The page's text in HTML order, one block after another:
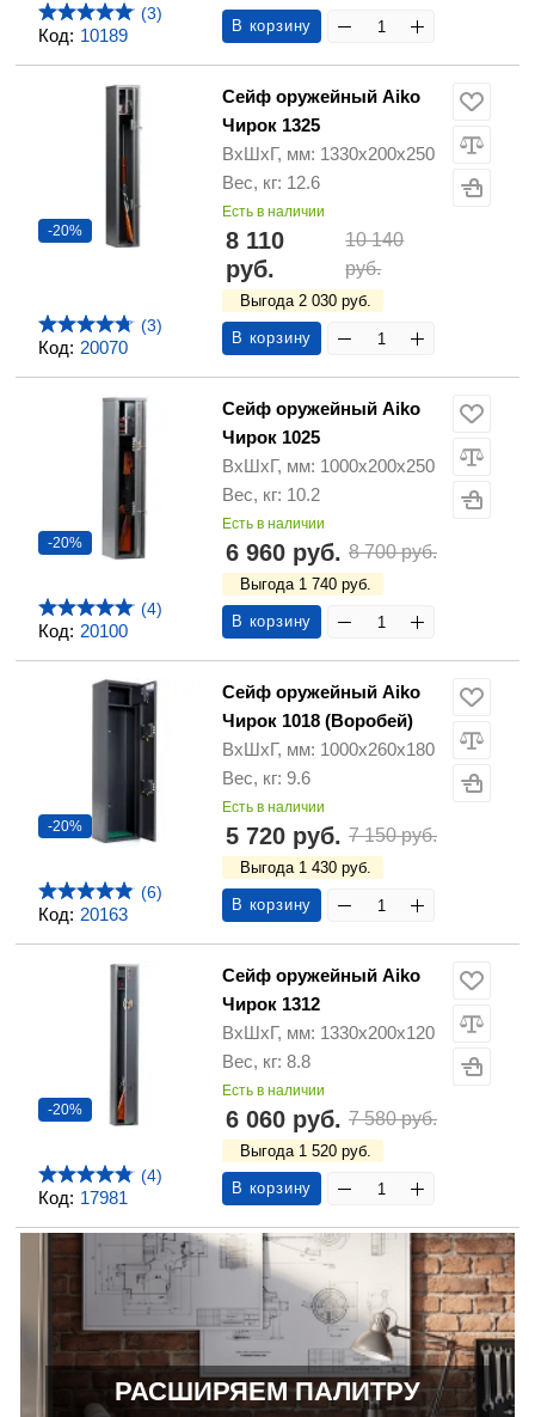
Код: 10189
(3)
В корзину
Код: 20070
-20%
(3)
Сейф оружейный Aiko
Чирок 1325
ВхШхГ, мм: 1330х200х250
Вес, кг: 12.6
Есть в наличии
8 110
руб.
10 140
руб.
Выгода 2 030 руб.
В корзину
Код: 20100
-20%
(4)
Сейф оружейный Aiko
Чирок 1025
ВхШхГ, мм: 1000х200х250
Вес, кг: 10.2
Есть в наличии
6 960 руб. 8 700 руб.
Выгода 1 740 руб.
В корзину
Код: 20163
-20%
(6)
Сейф оружейный Aiko
Чирок 1018 (Воробей)
ВхШхГ, мм: 1000x260x180
Вес, кг: 9.6
Есть в наличии
5 720 руб. 7 150 руб.
Выгода 1 430 руб.
В корзину
Код: 17981
-20%
(4)
Сейф оружейный Aiko
Чирок 1312
ВхШхГ, мм: 1330х200х120
Вес, кг: 8.8
Есть в наличии
6 060 руб. 7 580 руб.
Выгода 1 520 руб.
В корзину
РАСШИРЯЕМ ПАЛИТРУ